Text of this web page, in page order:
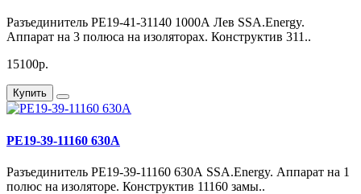
Разъединитель РЕ19-41-31140 1000А Лев SSA.Energy.
Аппарат на 3 полюса на изоляторах. Конструктив 311..
15100р.
Купить
РЕ19-39-11160 630А
Разъединитель РЕ19-39-11160 630А SSA.Energy. Аппарат на 1
полюс на изоляторе. Конструктив 11160 замы..